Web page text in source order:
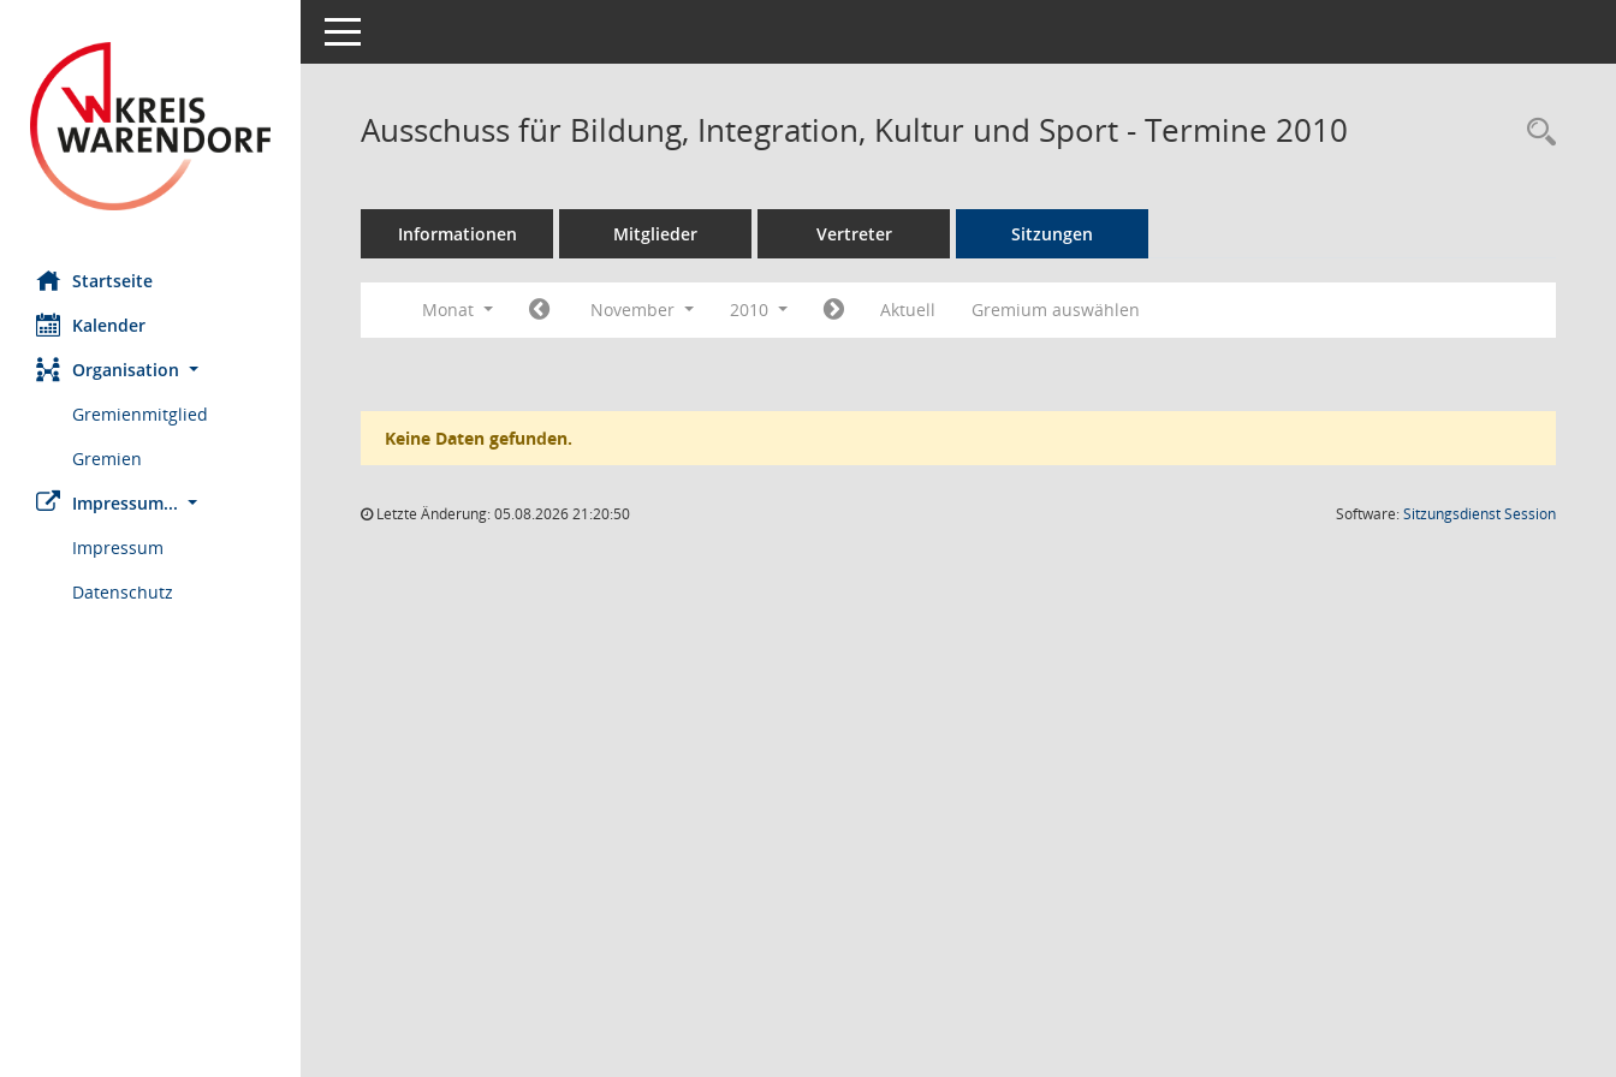
Startseite
Kalender
Organisation
Gremienmitglied
Gremien
Impressum...
Impressum
Datenschutz
Toggle navigation
Ausschuss für Bildung, Integration, Kultur und Sport - Termine 2010
Informationen Mitglieder Vertreter Sitzungen
Monat November 2010 Aktuell Gremium auswählen
Keine Daten gefunden.
Letzte Änderung: 05.08.2026 21:20:50 Software:SitzungsdienstSession(Wird in